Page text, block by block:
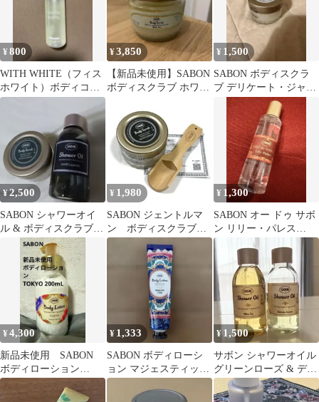
¥800
WITH WHITE（フィス
ホワイト）ボディコロ
ン サボン
¥3,850
【新品未使用】SABON
ボディスクラブ ホワイ
¥ 1,500
SABON ボディスクラ
ブ デリケート・ジャス
ミン
¥2,500
SABON シャワーオイ
ル & ボディスクラブ
ジェントルマン
¥ 1,980
SABON ジェントルマ
ン ボディスクラブ
60g 木製スプーン付き
¥ 1,300
SABON オー ドゥ サボ
ン リリー・パレス
30mL
¥4,300
新品未使用 SABON
ボディローション
TOKYO 200mL 日本限
定品
¥ 1,333
SABON ボディローシ
ョン マジェスティッ
ク・ガラ 50ml
¥ 1,500
サボン シャワーオイル
グリーンローズ & デリ
ケートジャスミン